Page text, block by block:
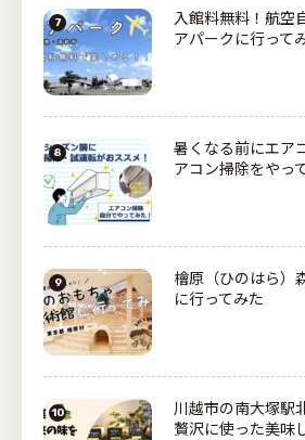
入館料無料！航空
アパークに行って
暑くなる前にエア
アコン掃除をやっ
檜原（ひのはら）
に行ってみた
川越市の南大塚駅
贅沢に使った美味